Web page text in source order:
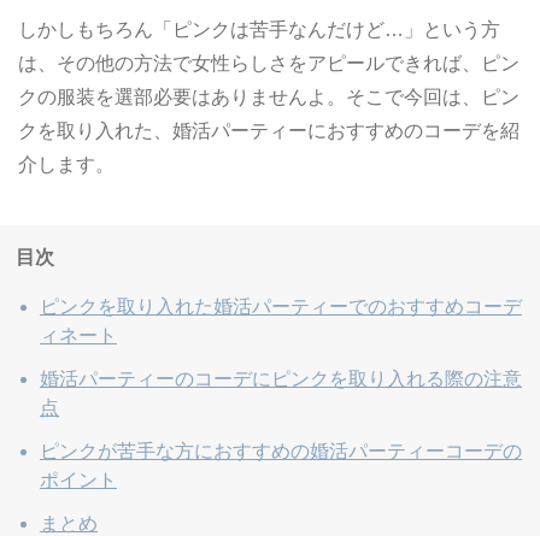
しかしもちろん「ピンクは苦手なんだけど…」という方
は、その他の方法で女性らしさをアピールできれば、ピン
クの服装を選部必要はありませんよ。そこで今回は、ピン
クを取り入れた、婚活パーティーにおすすめのコーデを紹
介します。
目次
ピンクを取り入れた婚活パーティーでのおすすめコーデ
ィネート
婚活パーティーのコーデにピンクを取り入れる際の注意
点
ピンクが苦手な方におすすめの婚活パーティーコーデの
ポイント
まとめ